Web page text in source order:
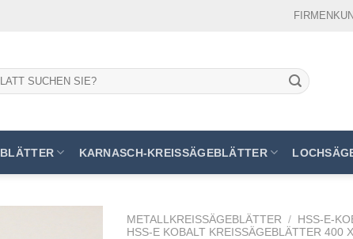
KARNASCH-KREISSÄGEBLÄTTER
METALLKREISSÄGEBLÄTTER / HSS-E-
HSS-E KOBALT KREISSÄGEBLÄTTER 400